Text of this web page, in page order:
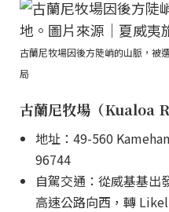
古蘭尼牧場因後方陡峭的山脈，被
局
古蘭尼牧場（Kualoa
地址：49-560
96744
自駕交通：從威基基出
高速公路向西，轉